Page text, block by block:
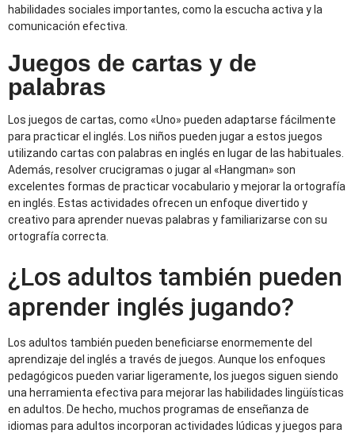
habilidades sociales importantes, como la escucha activa y la
comunicación efectiva.
Juegos de cartas y de
palabras
Los juegos de cartas, como «Uno» pueden adaptarse fácilmente
para practicar el inglés. Los niños pueden jugar a estos juegos
utilizando cartas con palabras en inglés en lugar de las habituales.
Además, resolver crucigramas o jugar al «Hangman» son
excelentes formas de practicar vocabulario y mejorar la ortografía
en inglés. Estas actividades ofrecen un enfoque divertido y
creativo para aprender nuevas palabras y familiarizarse con su
ortografía correcta.
¿Los adultos también pueden
aprender inglés jugando?
Los adultos también pueden beneficiarse enormemente del
aprendizaje del inglés a través de juegos. Aunque los enfoques
pedagógicos pueden variar ligeramente, los juegos siguen siendo
una herramienta efectiva para mejorar las habilidades lingüísticas
en adultos. De hecho, muchos programas de enseñanza de
idiomas para adultos incorporan actividades lúdicas y juegos para